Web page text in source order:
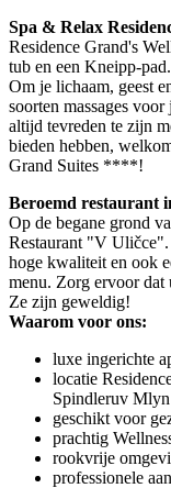
Spa & Relax
Residence Grand's
tub en een Kneipp-pad.
Om je lichaam, geest
soorten massages
altijd tevreden te zijn
bieden hebben,
Grand Suites ****!
Beroemd restaurant
Op de begane grond
Restaurant "V
hoge kwaliteit en ook
menu. Zorg ervoor dat
Ze zijn geweldig!
Waarom voor ons:
luxe ingerichte
locatie
Spindleruv Mlyn
geschikt voor
prachtig
rookvrije
professionele